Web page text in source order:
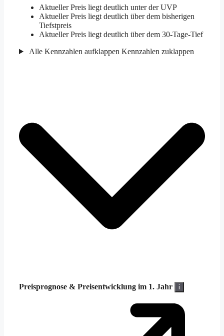
Aktueller Preis liegt deutlich unter der UVP
Aktueller Preis liegt deutlich über dem bisherigen
Tiefstpreis
Aktueller Preis liegt deutlich über dem 30-Tage-Tief
Alle Kennzahlen aufklappen Kennzahlen zuklappen
Preisprognose & Preisentwicklung im 1. Jahr i